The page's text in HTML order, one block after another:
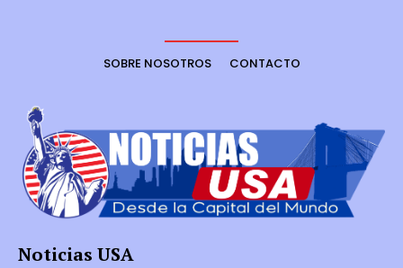
SOBRE NOSOTROS CONTACTO
Noticias USA